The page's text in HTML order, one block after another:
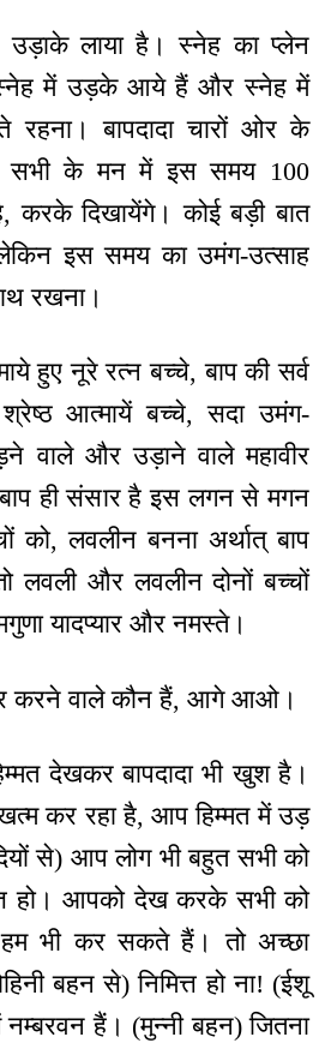
लाया है। स्नेह का प्लेन
स्नेह में उड़के आये हैं और स्नेह में
बापदादा चारों ओर के
सभी के मन में इस समय 100
करके दिखायेंगे। कोई बड़ी बात
इस समय का उमंग-उत्साह
रखना।
हुए नूरे रत्न बच्चे, बाप की सर्व
श्रेष्ठ आत्मायें बच्चे, सदा उमंग-
वाले और उड़ाने वाले महावीर
बाप ही संसार है इस लगन से मगन
को, लवलीन बनना अर्थात् बाप
लवली और लवलीन दोनों बच्चों
यादप्यार और नमस्ते।
करने वाले कौन हैं, आगे आओ।
देखकर बापदादा भी खुश है।
खत्म कर रहा है, आप हिम्मत में उड़
से) आप लोग भी बहुत सभी को
हो। आपको देख करके सभी को
भी कर सकते हैं। तो अच्छा
बहन से) निमित्त हो ना! (ईशू
नम्बरवन हैं। (मुन्नी बहन) जितना